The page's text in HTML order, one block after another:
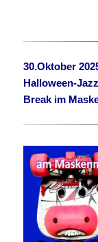
30.Oktober
Halloween-
Break im